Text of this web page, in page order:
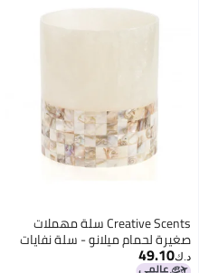
Creative Scents سلة مهملات
صغيرة لحمام ميلانو - سلة نفايات
زخرفية للحمام مع قواقع أم اللؤلؤ
د.ك‏49.10